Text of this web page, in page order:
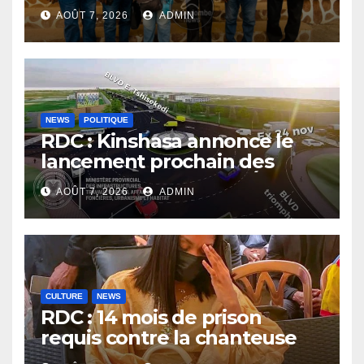
mission du PNLP pour
renforcer le suivi de la lutte
contre le paludisme
AOÛT 7, 2026 ADMIN
NEWS POLITIQUE
RDC : Kinshasa annonce le
lancement prochain des
travaux du boulevard Étienne
Tshisekedi
AOÛT 7, 2026 ADMIN
CULTURE NEWS
RDC : 14 mois de prison
requis contre la chanteuse
Rebo Tchulo, la partie civile